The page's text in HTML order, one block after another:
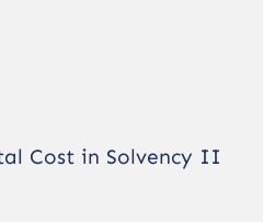
Cost in Solvency II